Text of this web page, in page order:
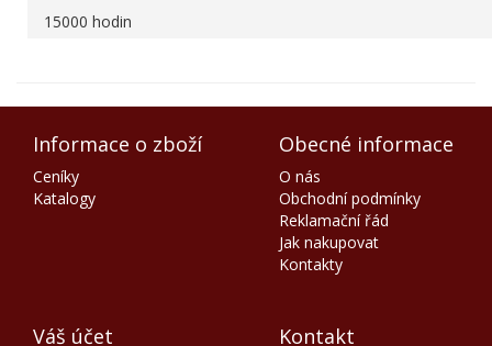
15000 hodin
Informace o zboží
Ceníky
Katalogy
Obecné informace
O nás
Obchodní podmínky
Reklamační řád
Jak nakupovat
Kontakty
Váš účet Kontakt